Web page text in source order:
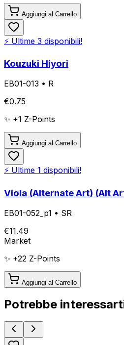
Aggiungi al Carrello
⚡ Ultime 3 disponibili!
Kouzuki Hiyori
EB01-013 • R
€0.75
✨ +1 Z-Points
Aggiungi al Carrello
⚡ Ultime 1 disponibili!
Viola (Alternate Art) (Alt
EB01-052_p1 • SR
€11.49
Market
✨ +22 Z-Points
Aggiungi al Carrello
Potrebbe